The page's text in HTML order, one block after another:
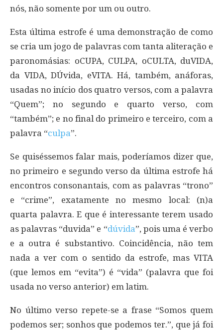
nós, não somente por um ou outro.
Esta última estrofe é uma demonstração de como
se cria um jogo de palavras com tanta aliteração e
paronomásias: oCUPA, CULPA, oCULTA, duVIDA,
da VIDA, DÚvida, eVITA. Há, também, anáforas,
usadas no início dos quatro versos, com a palavra
“Quem”; no segundo e quarto verso, com
“também”; e no final do primeiro e terceiro, com a
palavra “culpa”.
Se quiséssemos falar mais, poderíamos dizer que,
no primeiro e segundo verso da última estrofe há
encontros consonantais, com as palavras “trono”
e “crime”, exatamente no mesmo local: (n)a
quarta palavra. E que é interessante terem usado
as palavras “duvida” e “dúvida”, pois uma é verbo
e a outra é substantivo. Coincidência, não tem
nada a ver com o sentido da estrofe, mas VITA
(que lemos em “evita”) é “vida” (palavra que foi
usada no verso anterior) em latim.
No último verso repete-se a frase “Somos quem
podemos ser; sonhos que podemos ter.”, que já foi